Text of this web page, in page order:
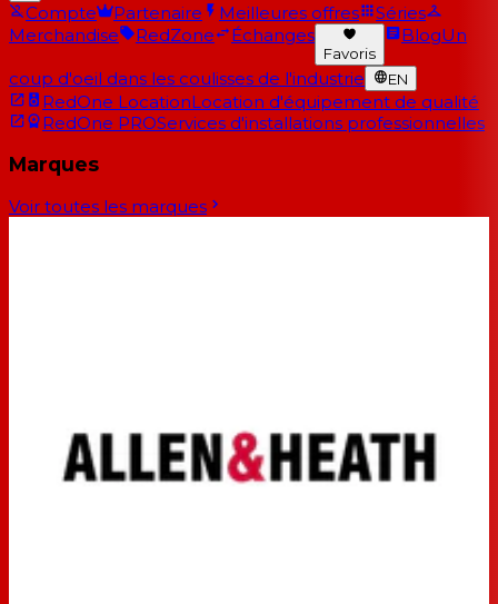
Compte Partenaire Meilleures offres
Séries
Merchandise
RedZone Échanges
Favoris
BlogUn
coup d'oeil dans les coulisses de l'industrie EN
RedOne LocationLocation d'équipement de qualité
RedOne PROServices d'installations professionnelles
Marques
Voir toutes les marques